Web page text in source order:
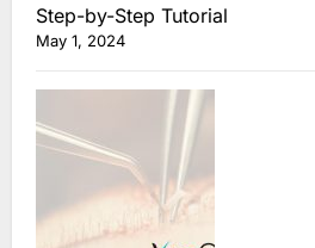
Step-by-Step Tutorial
May 1, 2024